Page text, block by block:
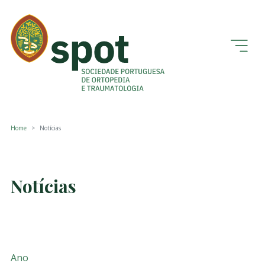
Home Notícias
Notícias
Ano